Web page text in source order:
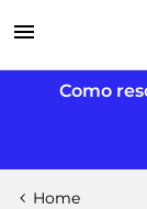
Como
Home